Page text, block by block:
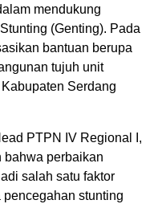
mendukung
(Genting). Pada
bantuan berupa
tujuh unit
Serdang
PTPN IV Regional I,
bahwa perbaikan
salah satu faktor
stunting